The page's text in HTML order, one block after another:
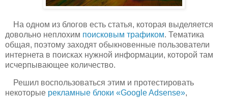
На одном из блогов есть статья, которая выделяется
довольно неплохим поисковым трафиком. Тематика
общая, поэтому заходят обыкновенные пользователи
интернета в поисках нужной информации, которой там
исчерпывающее количество.
Решил воспользоваться этим и протестировать
некоторые рекламные блоки «Google Adsense»,